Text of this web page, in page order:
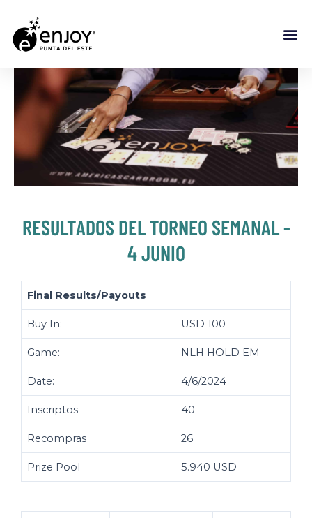
RESULTADOS DEL TORNEO SEMANAL -
4 JUNIO
Final Results/Payouts
Buy In: USD 100
Game: NLH HOLD EM
Date: 4/6/2024
Inscriptos 40
Recompras 26
Prize Pool 5.940 USD